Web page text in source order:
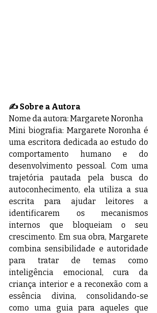
✍️ Sobre a Autora
Nome da autora: Margarete Noronha
Mini biografia: Margarete Noronha é
uma escritora dedicada ao estudo do
comportamento humano e do
desenvolvimento pessoal. Com uma
trajetória pautada pela busca do
autoconhecimento, ela utiliza a sua
escrita para ajudar leitores a
identificarem os mecanismos
internos que bloqueiam o seu
crescimento. Em sua obra, Margarete
combina sensibilidade e autoridade
para tratar de temas como
inteligência emocional, cura da
criança interior e a reconexão com a
essência divina, consolidando-se
como uma guia para aqueles que